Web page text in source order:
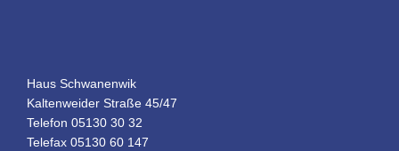
Haus Schwanenwik
Kaltenweider Straße 45/47
Telefon 05130 30 32
Telefax 05130 60 147